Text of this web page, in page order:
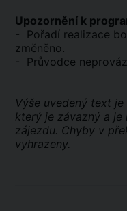
Upozornění k
- Pořadí realizace
změněno.
- Průvodce
Výše uvedený text
který je závazný a je
zájezdu. Chyby v
vyhrazeny.